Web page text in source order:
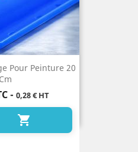
Pour Peinture 20
Cm
- 0,28 € HT
